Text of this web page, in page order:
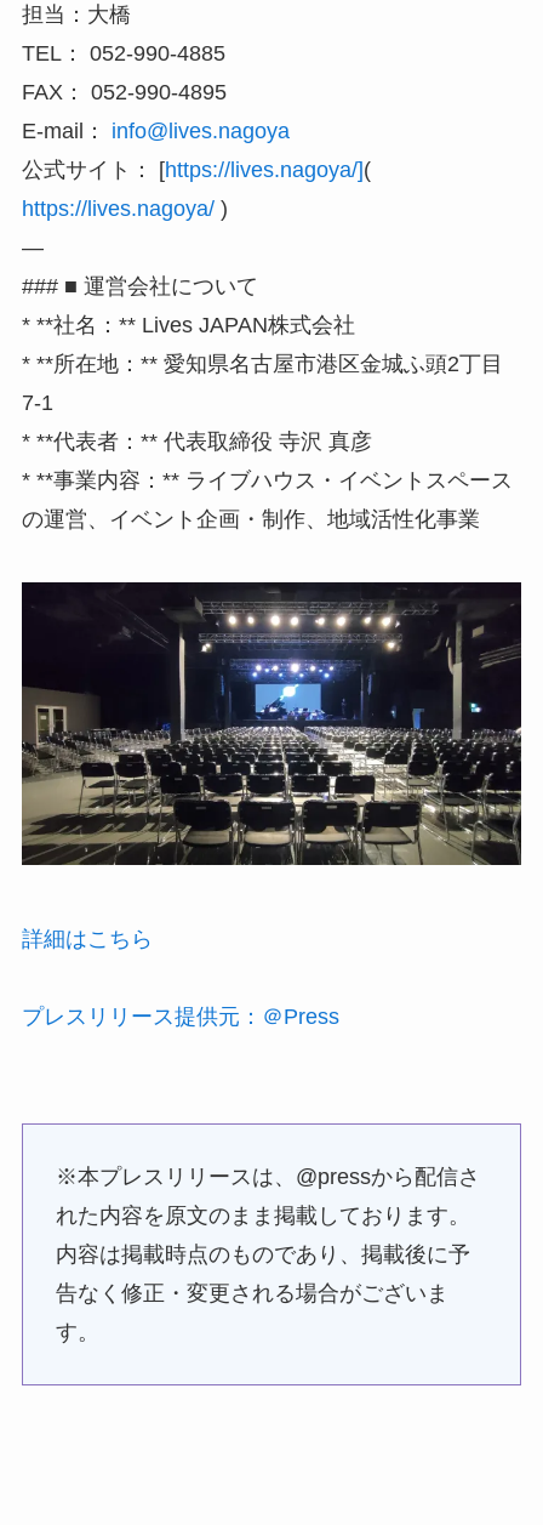
担当：大橋
TEL： 052-990-4885
FAX： 052-990-4895
E-mail： info@lives.nagoya
公式サイト： [https://lives.nagoya/](
https://lives.nagoya/)
—
### ■ 運営会社について
* **社名：** Lives JAPAN株式会社
* **所在地：** 愛知県名古屋市港区金城ふ頭2丁目
7-1
* **代表者：** 代表取締役 寺沢 真彦
* **事業内容：** ライブハウス・イベントスペース
の運営、イベント企画・制作、地域活性化事業
詳細はこちら
プレスリリース提供元：＠Press
※本プレスリリースは、@pressから配信さ
れた内容を原文のまま掲載しております。
内容は掲載時点のものであり、掲載後に予
告なく修正・変更される場合がございま
す。